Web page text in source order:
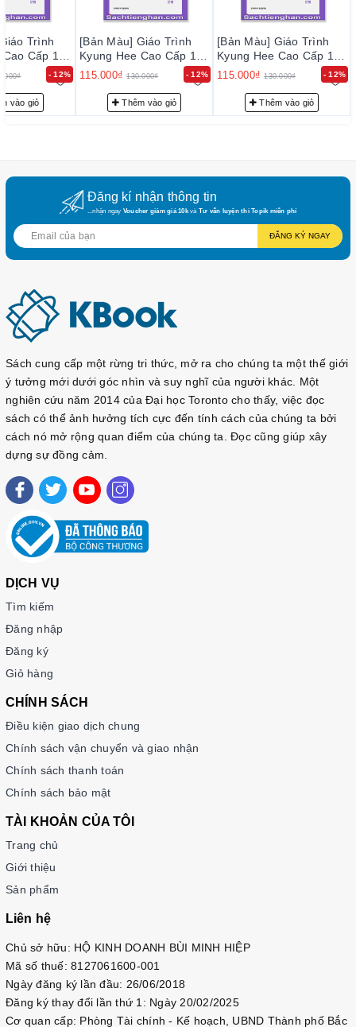
https://sachtienghan.com/ban-mau-giao-trinh-kyung-hee-
trung-cap-2-doc-viet
Cao cấp 1
https://sachtienghan.com/ban-mau-combo-3-cuon-giao-trinh-
kyung-hee-cao-cap-1
https://sachtienghan.com/ban-mau-giao-trinh-kyung-hee-cao-
cap-1-doc-viet
Cao cấp 2
kyung-hee-cao-cap-2
https://sachtienghan.com/ban-mau-giao-trinh-kyung-hee-cao-
cap-2-ngu-phap
https://sachtienghan.com/ban-mau-giao-trinh-kyung-hee-cao-
cap-2-nghe-noi
https://sachtienghan.com/ban-mau-giao-trinh-kyung-hee-cao-
cap-2-doc-viet
Cấu trúc chi tiết của mỗi cấp độ:
1.Cấp độ Sơ Cấp (Sơ Cấp 1 và 2):
Cuốn Nghe-Nói
bản, giúp học viên thực hành nói và nghe qua các tình
giao tiếp giúp nâng cao khả năng phản xạ trong giao
tiếp.
Cuốn Đọc-Viết
luyện khả năng diễn đạt.
Cuốn Ngữ Pháp: Giới thiệu những cấu trúc ngữ pháp
cơ bản và cách sử dụng chúng trong thực tế. Bài tập
thực hành giúp củng cố kiến thức và vận dụng ngữ
pháp vào giao tiếp.
2. Cấp độ Trung Cấp (Trung Cấp 1 và 2):
- 12%
Trình
Cấp 1 -
경희 한국어
vào giỏ
- 12%
[Bản Màu] Giáo Trình
Kyung Hee Cao Cấp 1 -
Ngữ Pháp - 경희 한국어
115.000₫ 130.000₫
Thêm vào giỏ
- 12%
[Bản Màu] Giáo Trình
Kyung Hee Cao Cấp 1 -
Ngữ Pháp - 경희 한국어
115.000₫ 130.000₫
Thêm vào giỏ
Đăng kí nhận thông tin
...nhận ngay Voucher giảm giá 10kvà Tư vấn luyện thi Topik miễn phí
ĐĂNG KÝ NGAY
Sách cung cấp một rừng tri thức, mở ra cho chúng ta một thế giới
ý tưởng mới dưới góc nhìn và suy nghĩ của người khác. Một
nghiên cứu năm 2014 của Đại học Toronto cho thấy, việc đọc
sách có thể ảnh hưởng tích cực đến tính cách của chúng ta bởi
cách nó mở rộng quan điểm của chúng ta. Đọc cũng giúp xây
dựng sự đồng cảm.
DỊCH VỤ
Tìm kiếm
Đăng nhập
Đăng ký
Giỏ hàng
CHÍNH SÁCH
Điều kiện giao dịch chung
Chính sách vận chuyển và giao nhận
Chính sách thanh toán
Chính sách bảo mật
TÀI KHOẢN CỦA TÔI
Trang chủ
Giới thiệu
Sản phẩm
Liên hệ
Chủ sở hữu: HỘ KINH DOANH BÙI MINH HIỆP
Mã số thuế: 8127061600-001
Ngày đăng ký lần đầu: 26/06/2018
Đăng ký thay đổi lần thứ 1: Ngày 20/02/2025
Cơ quan cấp: Phòng Tài chính - Kế hoạch, UBND Thành phố Bắc